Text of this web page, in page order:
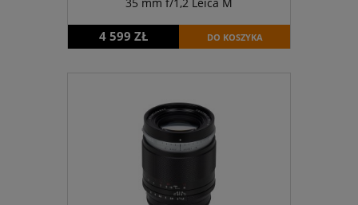
4 599 ZŁ DO KOSZYKA